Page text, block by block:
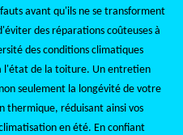
avant qu'ils ne se transforment
des réparations coûteuses à
des conditions climatiques
l'état de la toiture. Un entretien
seulement la longévité de votre
thermique, réduisant ainsi vos
en été. En confiant